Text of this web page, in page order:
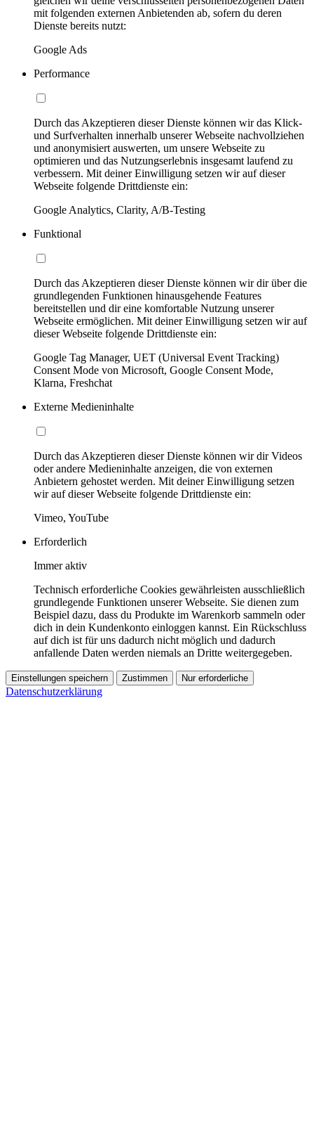
mit folgenden externen Anbietenden ab, sofern du deren
Dienste bereits nutzt:
Google Ads
Performance
Durch das Akzeptieren dieser Dienste können wir das Klick-
und Surfverhalten innerhalb unserer Webseite nachvollziehen
und anonymisiert auswerten, um unsere Webseite zu
optimieren und das Nutzungserlebnis insgesamt laufend zu
verbessern. Mit deiner Einwilligung setzen wir auf dieser
Webseite folgende Drittdienste ein:
Google Analytics, Clarity, A/B-Testing
Funktional
Durch das Akzeptieren dieser Dienste können wir dir über die
grundlegenden Funktionen hinausgehende Features
bereitstellen und dir eine komfortable Nutzung unserer
Webseite ermöglichen. Mit deiner Einwilligung setzen wir auf
dieser Webseite folgende Drittdienste ein:
Google Tag Manager, UET (Universal Event Tracking)
Consent Mode von Microsoft, Google Consent Mode,
Klarna, Freshchat
Externe Medieninhalte
Durch das Akzeptieren dieser Dienste können wir dir Videos
oder andere Medieninhalte anzeigen, die von externen
Anbietern gehostet werden. Mit deiner Einwilligung setzen
wir auf dieser Webseite folgende Drittdienste ein:
Vimeo, YouTube
Erforderlich
Immer aktiv
Technisch erforderliche Cookies gewährleisten ausschließlich
grundlegende Funktionen unserer Webseite. Sie dienen zum
Beispiel dazu, dass du Produkte im Warenkorb sammeln oder
dich in dein Kundenkonto einloggen kannst. Ein Rückschluss
auf dich ist für uns dadurch nicht möglich und dadurch
anfallende Daten werden niemals an Dritte weitergegeben.
Einstellungen speichern Zustimmen Nur erforderliche
Datenschutzerklärung